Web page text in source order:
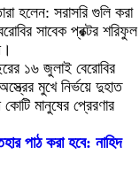
হলেন: সরাসরি গুলি করা
সাবেক প্রক্টর শরিফুল
১৬ জুলাই বেরোবির
মুখে নির্ভয়ে দুহাত
মানুষের প্রেরণার
পাঠ করা হবে: নাহিদ